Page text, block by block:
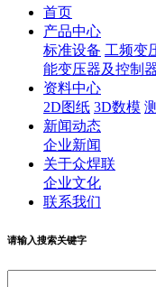
首页
产品中心
标准设备 工频变
能变压器及控制
资料中心
2D图纸 3D数模
新闻动态
企业新闻
关于众焊联
企业文化
联系我们
请输入搜索关键字